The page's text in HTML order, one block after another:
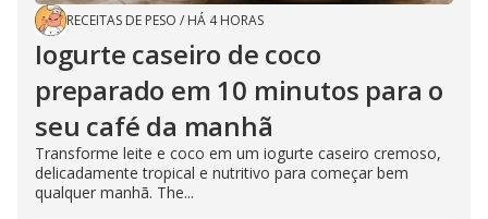
RECEITAS DE PESO / HÁ 4 HORAS
Iogurte caseiro de coco
preparado em 10 minutos para o
seu café da manhã
Transforme leite e coco em um iogurte caseiro cremoso,
delicadamente tropical e nutritivo para começar bem
qualquer manhã. The...